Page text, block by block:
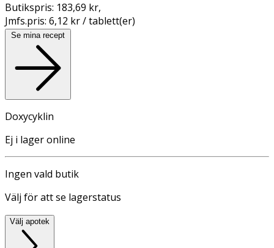
Butikspris: 183,69 kr,
Jmfs.pris: 6,12 kr / tablett(er)
Se mina recept
Doxycyklin
Ej i lager online
Ingen vald butik
Välj för att se lagerstatus
Välj apotek